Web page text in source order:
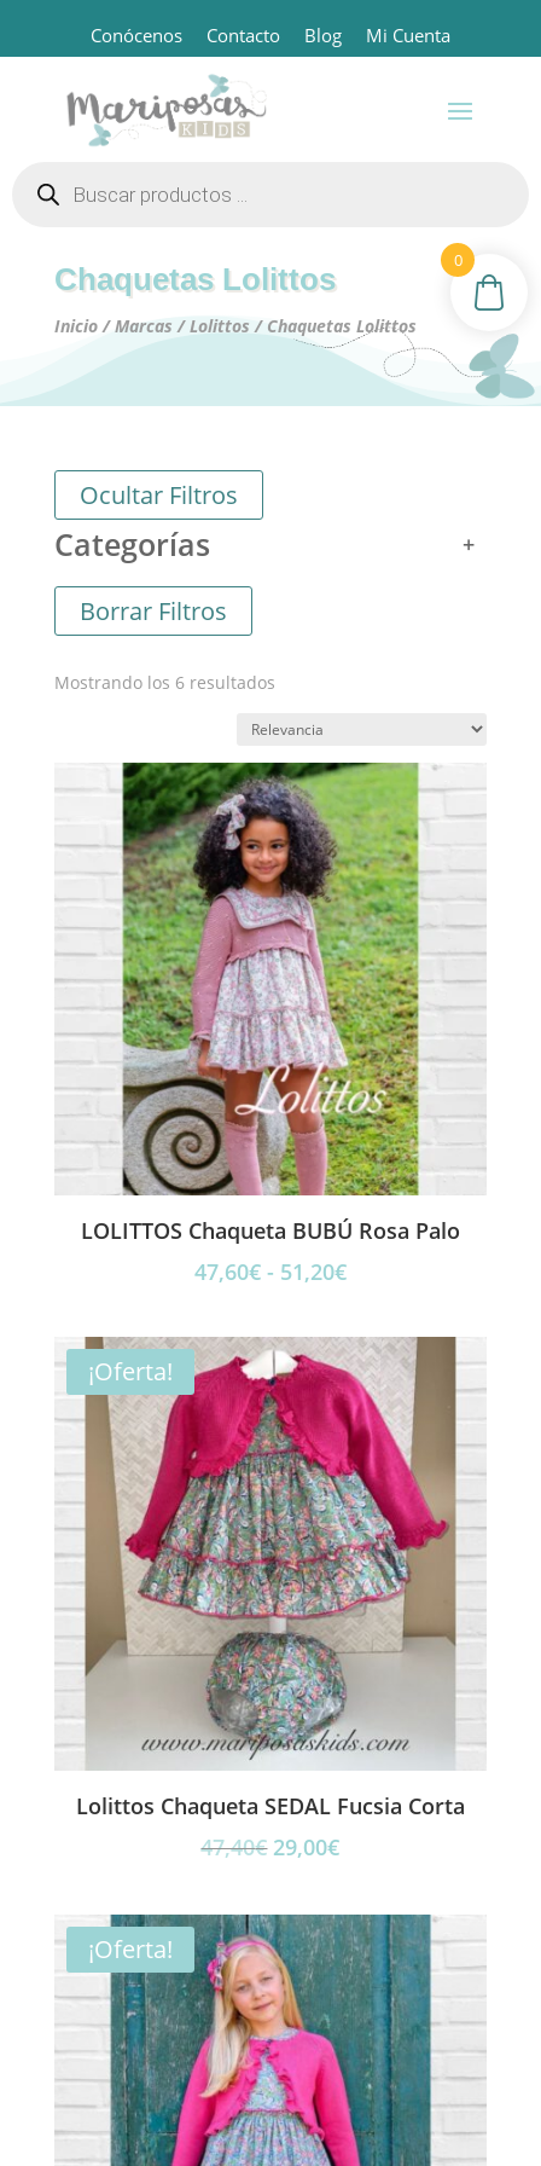
Conócenos Contacto Blog Mi Cuenta
productos
Chaquetas Lolittos
Inicio/Marcas /Lolittos / Chaquetas Lolittos
Ocultar Filtros
Categorías
Borrar Filtros
Mostrando los 6 resultadosOrdenado
los
últimos
LOLITTOS Chaqueta BUBÚ Rosa Palo
47,60€ - 51,20€Rango
precios:
desde
47,60€
hasta
51,20€
¡Oferta!
Lolittos Chaqueta SEDAL Fucsia Corta
47,40€ El
original
era:
47,40€.
29,00€El
actual
es:
29,00€.
¡Oferta!
0